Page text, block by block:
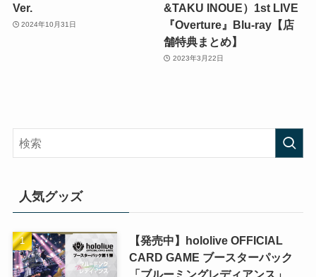
Ver.
2024年10月31日
&TAKU INOUE）1st LIVE
『Overture』Blu-ray【店
舗特典まとめ】
2023年3月22日
人気グッズ
【発売中】hololive OFFICIAL
CARD GAME ブースターパック
「ブルーミングレディアンス」